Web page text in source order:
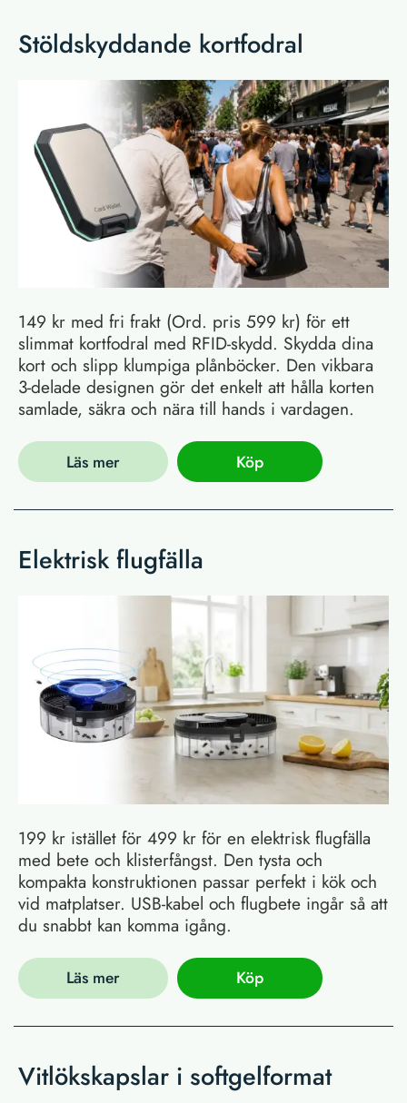
Stöldskyddande kortfodral
149 kr med fri frakt (Ord. pris 599 kr) för ett
slimmat kortfodral med RFID-skydd. Skydda dina
kort och slipp klumpiga plånböcker. Den vikbara
3-delade designen gör det enkelt att hålla korten
samlade, säkra och nära till hands i vardagen.
Läs mer Köp
Elektrisk flugfälla
199 kr istället för 499 kr för en elektrisk flugfälla
med bete och klisterfångst. Den tysta och
kompakta konstruktionen passar perfekt i kök och
vid matplatser. USB-kabel och flugbete ingår så att
du snabbt kan komma igång.
Läs mer Köp
Vitlökskapslar i softgelformat